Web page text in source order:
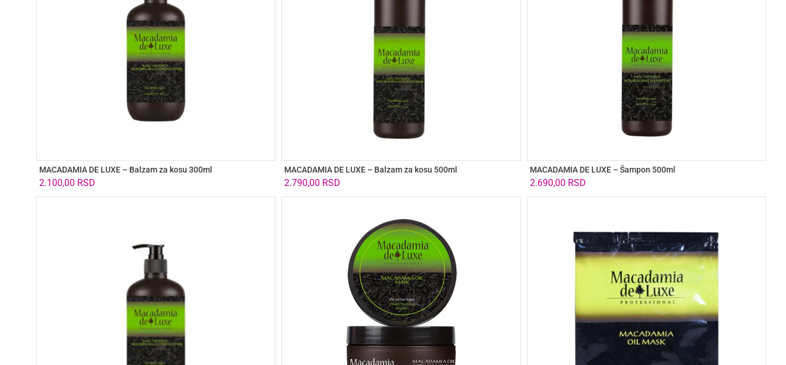
MACADAMIA DE LUXE – Balzam za kosu 300ml
2.100,00 RSD
MACADAMIA DE LUXE – Balzam za kosu 500ml
2.790,00 RSD
MACADAMIA DE LUXE – Šampon 500ml
2.690,00 RSD